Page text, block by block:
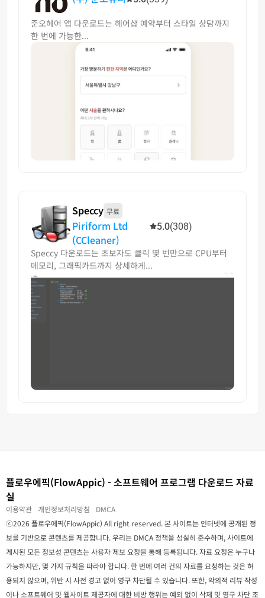
준오헤어 앱 다운로드는 헤어샵 예약부터 스타일 상담까지
한 번에 가능한...
Speccy 무료
Piriform Ltd
(CCleaner)
5.0(308)
Speccy 다운로드는 초보자도 클릭 몇 번만으로 CPU부터
메모리, 그래픽카드까지 상세하게...
플로우에픽(FlowAppic) - 소프트웨어 프로그램 다운로드 자료
실
이용약관 개인정보처리방침
DMCA
ⓒ2026 플로우에픽(FlowAppic) All right reserved. 본 사이트는 인터넷에 공개된 정
보를 기반으로 콘텐츠를 제공합니다. 우리는 DMCA 정책을 성실히 준수하며, 사이트에
게시된 모든 정보성 콘텐츠는 사용자 제보 요청을 통해 등록됩니다. 자료 요청은 누구나
가능하지만, 몇 가지 규칙을 따라야 합니다. 한 번에 여러 건의 자료를 요청하는 것은 허
용되지 않으며, 위반 시 사전 경고 없이 영구 차단될 수 있습니다. 또한, 악의적 리뷰 작성
이나 소프트웨어 및 웹사이트 제공자에 대한 비방 행위는 예외 없이 삭제 및 영구 차단 조